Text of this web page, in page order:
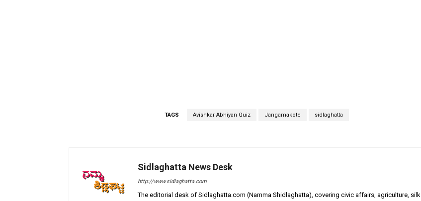
TAGS Avishkar Abhiyan Quiz Jangamakote sidlaghatta
Sidlaghatta News Desk
http://www.sidlaghatta.com
The editorial desk of Sidlaghatta.com (Namma Shidlaghatta), covering civic affairs, agriculture, silk